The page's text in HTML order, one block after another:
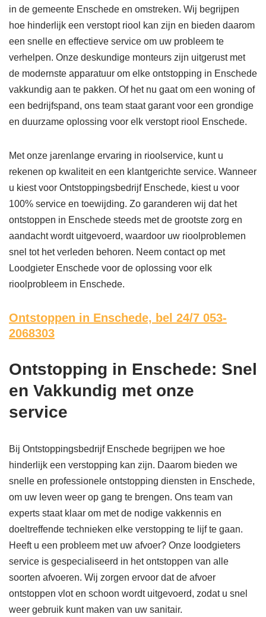
in de gemeente Enschede en omstreken. Wij begrijpen
hoe hinderlijk een verstopt riool kan zijn en bieden daarom
een snelle en effectieve service om uw probleem te
verhelpen. Onze deskundige monteurs zijn uitgerust met
de modernste apparatuur om elke ontstopping in Enschede
vakkundig aan te pakken. Of het nu gaat om een woning of
een bedrijfspand, ons team staat garant voor een grondige
en duurzame oplossing voor elk verstopt riool Enschede.
Met onze jarenlange ervaring in rioolservice, kunt u
rekenen op kwaliteit en een klantgerichte service. Wanneer
u kiest voor Ontstoppingsbedrijf Enschede, kiest u voor
100% service en toewijding. Zo garanderen wij dat het
ontstoppen in Enschede steeds met de grootste zorg en
aandacht wordt uitgevoerd, waardoor uw rioolproblemen
snel tot het verleden behoren. Neem contact op met
Loodgieter Enschede voor de oplossing voor elk
rioolprobleem in Enschede.
Ontstoppen in Enschede, bel 24/7 053-
2068303
Ontstopping in Enschede: Snel
en Vakkundig met onze
service
Bij Ontstoppingsbedrijf Enschede begrijpen we hoe
hinderlijk een verstopping kan zijn. Daarom bieden we
snelle en professionele ontstopping diensten in Enschede,
om uw leven weer op gang te brengen. Ons team van
experts staat klaar om met de nodige vakkennis en
doeltreffende technieken elke verstopping te lijf te gaan.
Heeft u een probleem met uw afvoer? Onze loodgieters
service is gespecialiseerd in het ontstoppen van alle
soorten afvoeren. Wij zorgen ervoor dat de afvoer
ontstoppen vlot en schoon wordt uitgevoerd, zodat u snel
weer gebruik kunt maken van uw sanitair.